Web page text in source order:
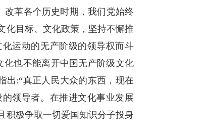
改革各个历史时期，我们党始终
化目标、文化政策，坚持不懈推
运动的无产阶级的领导权而斗
化也不能离开中国无产阶级文化
出:“真正人民大众的东西，现在
领导者。在推进文化事业发展
积极争取一切爱国知识分子投身